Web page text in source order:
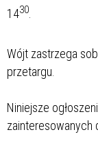
1430.
Wójt zastrzega
przetargu.
Niniejsze
zainteresowanych